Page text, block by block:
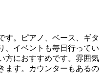
す。ピアノ、ベース、ギタ
、イベントも毎日行ってい
方におすすめです。雰囲気
ます。カウンターもあるの